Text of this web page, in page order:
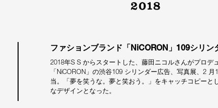
2018
ファションブランド「NiCORON」109シリン
2018年S S からスタートした、藤田ニコルさんがプロ
「NiCORON」の渋谷109 シリンダー広告、写真展、2
当。「夢を笑うな。夢と笑おう。」をキャッチコピー
なデザインとなった。